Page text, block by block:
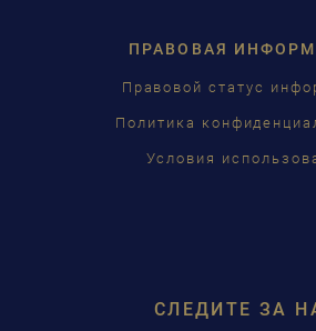
ПРАВОВАЯ
Правовой статус
Политика
Условия
СЛЕДИТЕ ЗА